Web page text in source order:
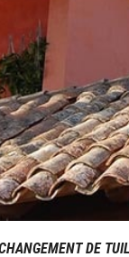
DE